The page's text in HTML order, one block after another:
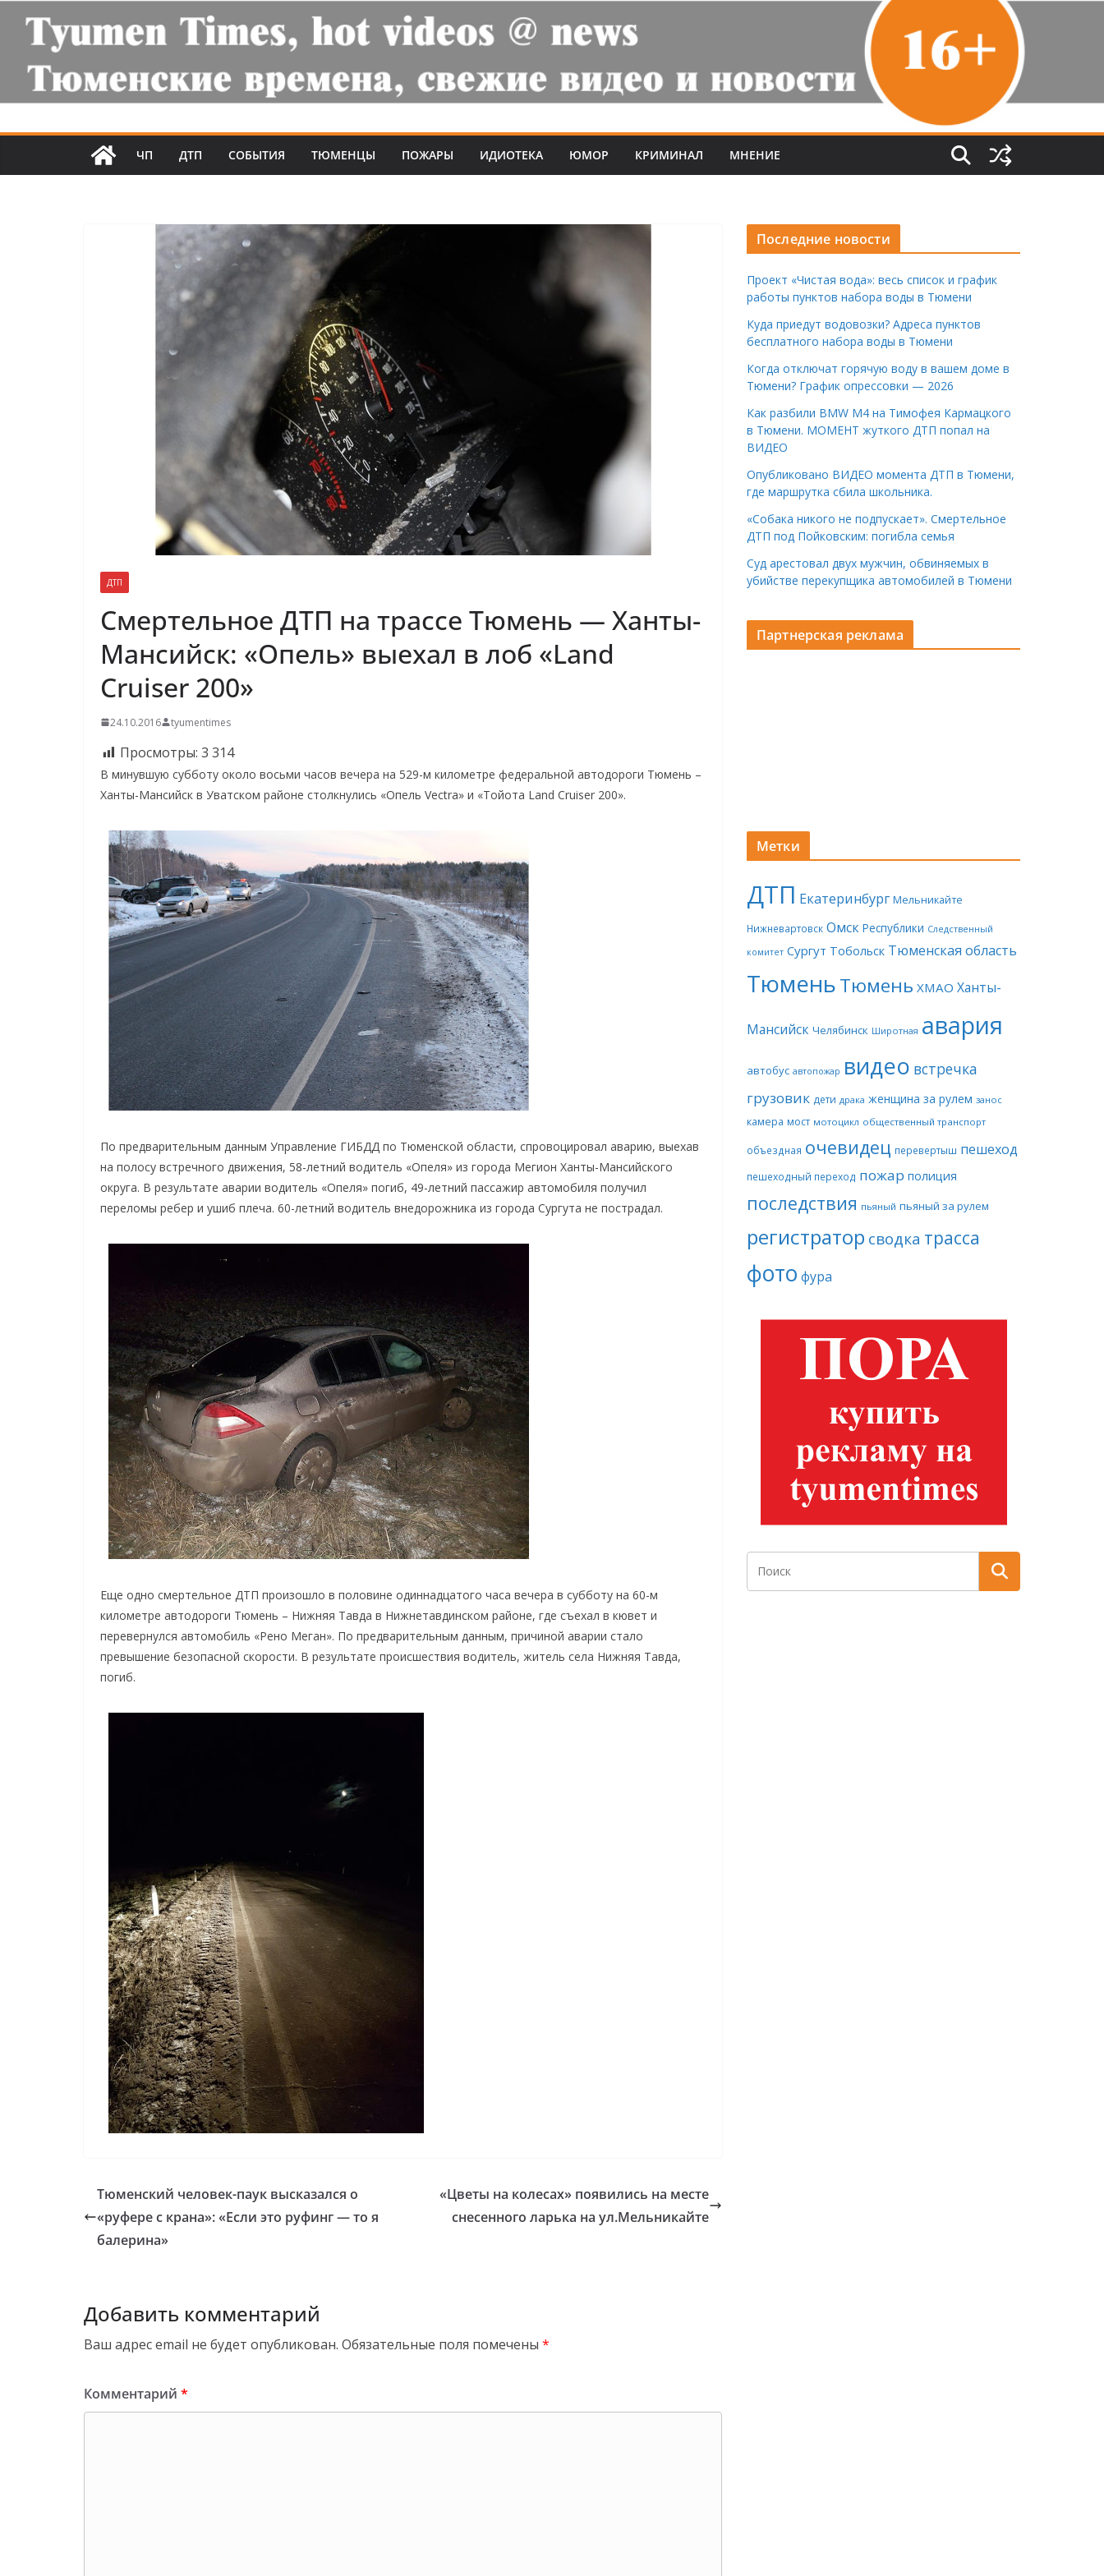
ЧП ДТП СОБЫТИЯ ТЮМЕНЦЫ ПОЖАРЫ ИДИОТЕКА ЮМОР КРИМИНАЛ МНЕНИЕ
ДТП
Смертельное ДТП на трассе Тюмень — Ханты-
Мансийск: «Опель» выехал в лоб «Land
Cruiser 200»
24.10.2016 tyumentimes
Просмотры: 3 314
В минувшую субботу около восьми часов вечера на 529-м километре федеральной автодороги Тюмень –
Ханты-Мансийск в Уватском районе столкнулись «Опель Vectra» и «Тойота Land Cruiser 200».
По предварительным данным Управление ГИБДД по Тюменской области, спровоцировал аварию, выехав
на полосу встречного движения, 58-летний водитель «Опеля» из города Мегион Ханты-Мансийского
округа. В результате аварии водитель «Опеля» погиб, 49-летний пассажир автомобиля получил
переломы ребер и ушиб плеча. 60-летний водитель внедорожника из города Сургута не пострадал.
Еще одно смертельное ДТП произошло в половине одиннадцатого часа вечера в субботу на 60-м
километре автодороги Тюмень – Нижняя Тавда в Нижнетавдинском районе, где съехал в кювет и
перевернулся автомобиль «Рено Меган». По предварительным данным, причиной аварии стало
превышение безопасной скорости. В результате происшествия водитель, житель села Нижняя Тавда,
погиб.
Тюменский человек-паук высказался о
«руфере с крана»: «Если это руфинг — то я
балерина»
«Цветы на колесах» появились на месте
снесенного ларька на ул.Мельникайте
Добавить комментарий
Ваш адрес email не будет опубликован. Обязательные поля помечены *
Комментарий *
Последние новости
Проект «Чистая вода»: весь список и график
работы пунктов набора воды в Тюмени
Куда приедут водовозки? Адреса пунктов
бесплатного набора воды в Тюмени
Когда отключат горячую воду в вашем доме в
Тюмени? График опрессовки — 2026
Как разбили BMW M4 на Тимофея Кармацкого
в Тюмени. МОМЕНТ жуткого ДТП попал на
ВИДЕО
Опубликовано ВИДЕО момента ДТП в Тюмени,
где маршрутка сбила школьника.
«Собака никого не подпускает». Смертельное
ДТП под Пойковским: погибла семья
Суд арестовал двух мужчин, обвиняемых в
убийстве перекупщика автомобилей в Тюмени
Партнерская реклама
Метки
ДТП Екатеринбург Мельникайте
Нижневартовск Омск Республики Следственный
комитет Сургут Тобольск Тюменская область
ТюменьТюмень ХМАО Ханты-
Мансийск Челябинск Широтная авария
автобус автопожар видео встречка
грузовик дети драка женщина за рулем занос
камера мост мотоцикл общественный транспорт
объездная очевидец перевертыш пешеход
пешеходный переход пожар полиция
последствия пьяный пьяный за рулем
регистратор сводка трасса
фото фура